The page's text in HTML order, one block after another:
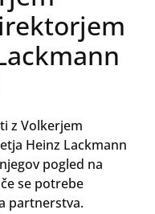
z Volkerjem
Heinz Lackmann
pogled na
se potrebe
partnerstva.